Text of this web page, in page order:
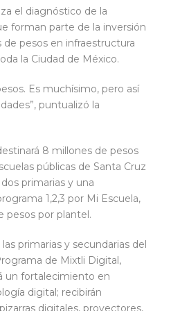
el diagnóstico de la
forman parte de la inversión
pesos en infraestructura
la Ciudad de México.
Es muchísimo, pero así
puntualizó la
8 millones de pesos
públicas de Santa Cruz
primarias y una
1,2,3 por Mi Escuela,
pesos por plantel.
primarias y secundarias del
de Mixtli Digital,
un fortalecimiento en
digital; recibirán
digitales, proyectores,